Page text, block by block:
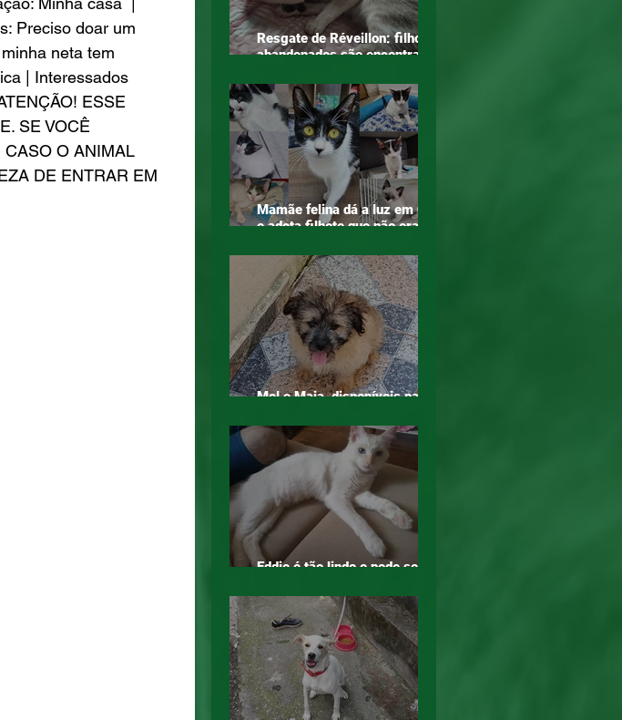
Preciso doar um
neta tem
| Interessados
ESSE
SE VOCÊ
CASO O ANIMAL
DE ENTRAR EM
Resgate de Réveillon: filhotes
abandonados são encontrados
Cruzes
Mamãe felina dá a luz em ONG
e adota filhote que não era seu
amor!
Mel e Maia, disponíveis para
Eddie é tão lindo e pode ser